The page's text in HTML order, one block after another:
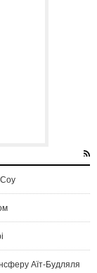
Соу
Аїт-Будляля